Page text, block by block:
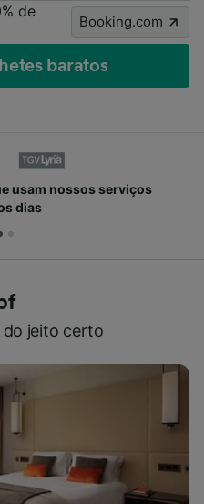
de
Booking.com
baratos
usam nossos serviços
dias
do jeito certo